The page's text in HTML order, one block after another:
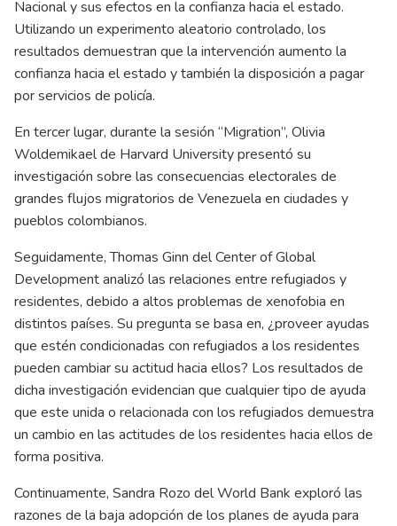
Nacional y sus efectos en la confianza hacia el estado.
Utilizando un experimento aleatorio controlado, los
resultados demuestran que la intervención aumento la
confianza hacia el estado y también la disposición a pagar
por servicios de policía.
En tercer lugar, durante la sesión “Migration”, Olivia
Woldemikael de Harvard University presentó su
investigación sobre las consecuencias electorales de
grandes flujos migratorios de Venezuela en ciudades y
pueblos colombianos.
Seguidamente, Thomas Ginn del Center of Global
Development analizó las relaciones entre refugiados y
residentes, debido a altos problemas de xenofobia en
distintos países. Su pregunta se basa en, ¿proveer ayudas
que estén condicionadas con refugiados a los residentes
pueden cambiar su actitud hacia ellos? Los resultados de
dicha investigación evidencian que cualquier tipo de ayuda
que este unida o relacionada con los refugiados demuestra
un cambio en las actitudes de los residentes hacia ellos de
forma positiva.
Continuamente, Sandra Rozo del World Bank exploró las
razones de la baja adopción de los planes de ayuda para